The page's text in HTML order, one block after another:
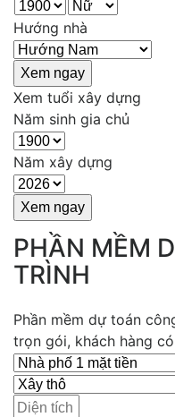
Hướng nhà
Xem tuổi xây dựng
Năm sinh gia chủ
Năm xây dựng
PHẦN MỀM
TRÌNH
Phần mềm dự toán
trọn gói, khách hàng